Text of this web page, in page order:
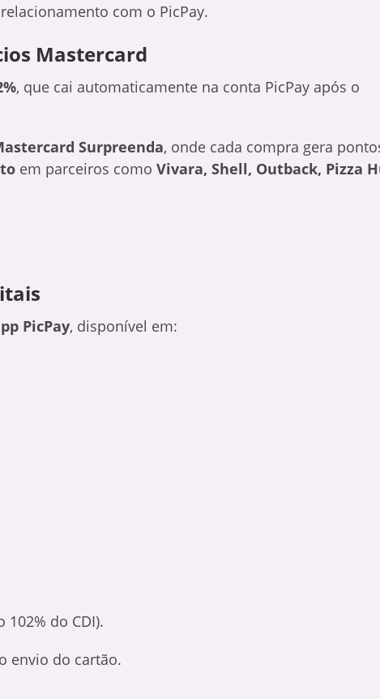
com o PicPay.
Mastercard
, que cai automaticamente na conta PicPay após o
Surpreenda, onde cada compra gera
em parceiros como Vivara, Shell, Outback, Pizza
PicPay, disponível em:
do CDI).
envio do cartão.